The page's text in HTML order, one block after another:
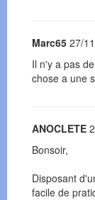
Marc65 27/
Il n'y a pas
chose a une
ANOCLETE
Bonsoir,
Disposant
facile de